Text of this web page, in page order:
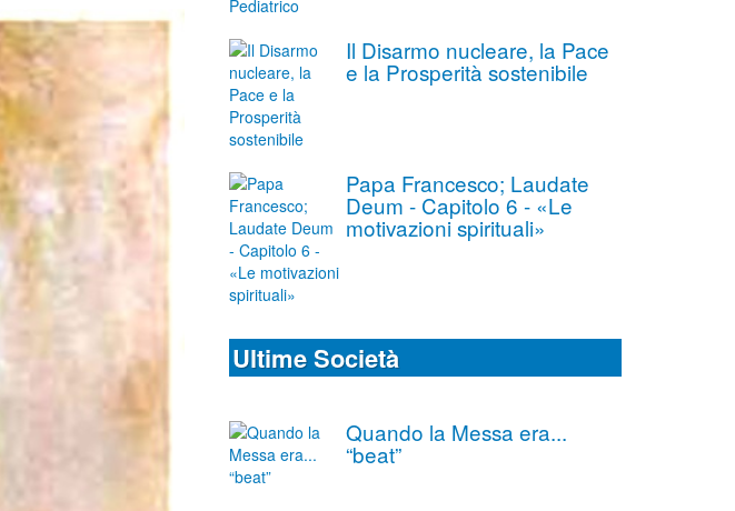
Il Disarmo nucleare, la Pace
e la Prosperità sostenibile
Papa Francesco; Laudate
Deum - Capitolo 6 - «Le
motivazioni spirituali»
Ultime Società
Quando la Messa era...
“beat”